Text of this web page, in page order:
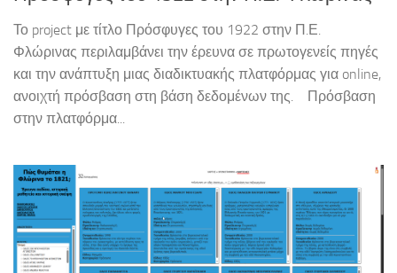
Το project με τίτλο Πρόσφυγες του 1922 στην Π.Ε.
Φλώρινας περιλαμβάνει την έρευνα σε πρωτογενείς πηγές
και την ανάπτυξη μιας διαδικτυακής πλατφόρμας για online,
ανοιχτή πρόσβαση στη βάση δεδομένων της. Πρόσβαση
στην πλατφόρμα...